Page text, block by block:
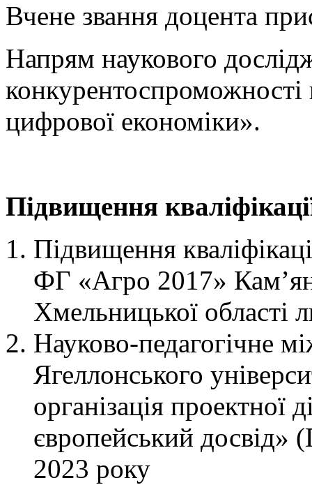
Вчене звання доцента
Напрям наукового
цифрової економіки».
Підвищення
Підвищення
ФГ «Агро 2017»
Хмельницької області
Науково-педагогічне
Ягеллонського
організація проектної
європейський досвід»
2023 року